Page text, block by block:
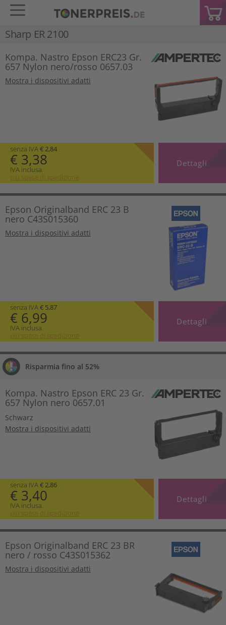
Sharp ER 2100
Kompa. Nastro Epson ERC23 Gr.
657 Nylon nero/rosso 0657.03
Mostra i dispositivi adatti
senza IVA€ 2,84
€ 3,38
IVA inclusa.
più spese di spedizione
Dettagli
Epson Originalband ERC 23 B
nero C43S015360
Mostra i dispositivi adatti
senza IVA€ 5,87
€ 6,99
IVA inclusa.
più spese di spedizione
Dettagli
Risparmia fino al 52%
Kompa. Nastro Epson ERC 23 Gr.
657 Nylon nero 0657.01
Schwarz
Mostra i dispositivi adatti
senza IVA€ 2,86
€ 3,40
IVA inclusa.
più spese di spedizione
Dettagli
Epson Originalband ERC 23 BR
nero / rosso C43S015362
Mostra i dispositivi adatti